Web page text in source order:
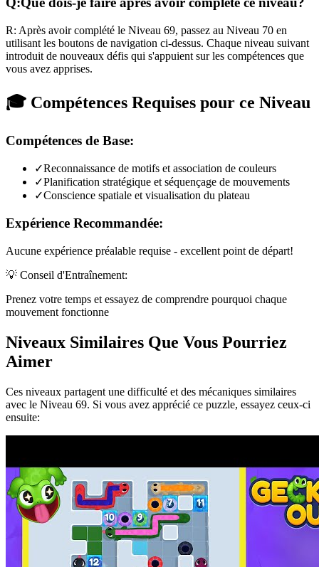
R: Après avoir complété le Niveau 69, passez au Niveau 70 en
utilisant les boutons de navigation ci-dessus. Chaque niveau suivant
introduit de nouveaux défis qui s'appuient sur les compétences que
vous avez apprises.
🎓 Compétences Requises pour ce Niveau
Compétences de Base:
✓Reconnaissance de motifs et association de couleurs
✓Planification stratégique et séquençage de mouvements
✓Conscience spatiale et visualisation du plateau
Expérience Recommandée:
Aucune expérience préalable requise - excellent point de départ!
💡 Conseil d'Entraînement:
Prenez votre temps et essayez de comprendre pourquoi chaque
mouvement fonctionne
Niveaux Similaires Que Vous Pourriez
Aimer
Ces niveaux partagent une difficulté et des mécaniques similaires
avec le Niveau 69. Si vous avez apprécié ce puzzle, essayez ceux-ci
ensuite: